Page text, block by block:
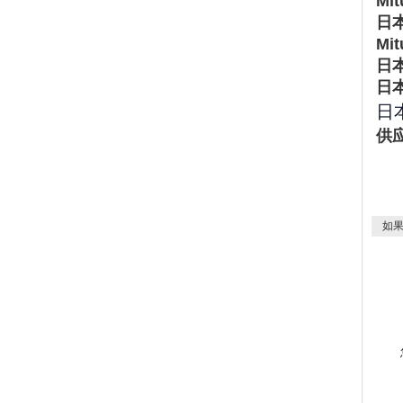
日
日
日
日
供
如